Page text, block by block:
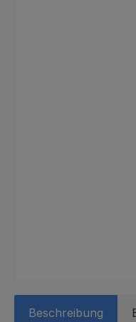
Beschreibung